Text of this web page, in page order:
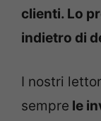
clienti. Lo
indietro di
I nostri
sempre le